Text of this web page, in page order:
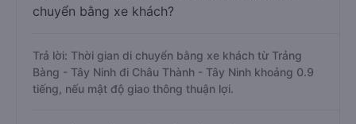
chuyển bằng xe khách?
Trả lời: Thời gian di chuyển bằng xe khách từ Trảng
Bàng - Tây Ninh đi Châu Thành - Tây Ninh khoảng 0.9
tiếng, nếu mật độ giao thông thuận lợi.